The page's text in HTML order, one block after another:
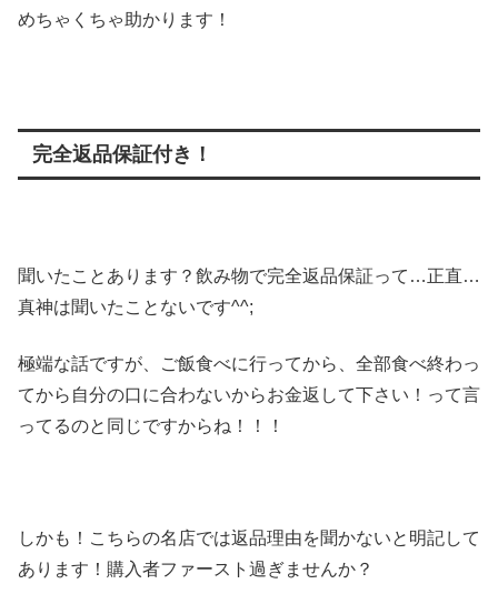
めちゃくちゃ助かります！
完全返品保証付き！
聞いたことあります？飲み物で完全返品保証って…正直…
真神は聞いたことないです^^;
極端な話ですが、ご飯食べに行ってから、全部食べ終わっ
てから自分の口に合わないからお金返して下さい！って言
ってるのと同じですからね！！！
しかも！こちらの名店では返品理由を聞かないと明記して
あります！購入者ファースト過ぎませんか？